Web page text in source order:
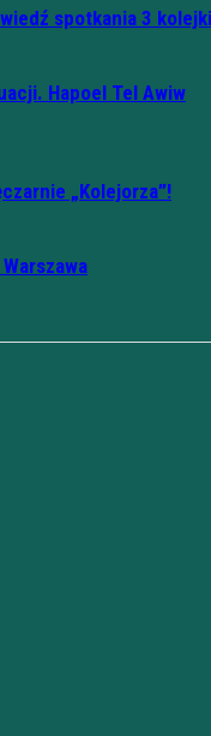
spotkania 3 kolejki
Hapoel Tel Awiw
„Kolejorza”!